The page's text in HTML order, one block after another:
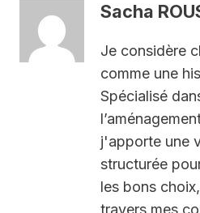
Sacha
Je considère
comme une
Spécialisé
j'apporte une
structurée
les bons
travers mes